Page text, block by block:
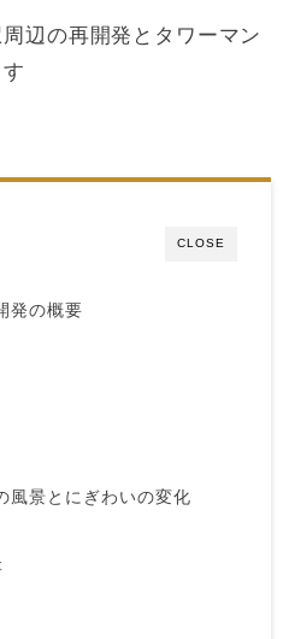
辺の再開発とタワーマン
CLOSE
発の概要
風景とにぎわいの変化